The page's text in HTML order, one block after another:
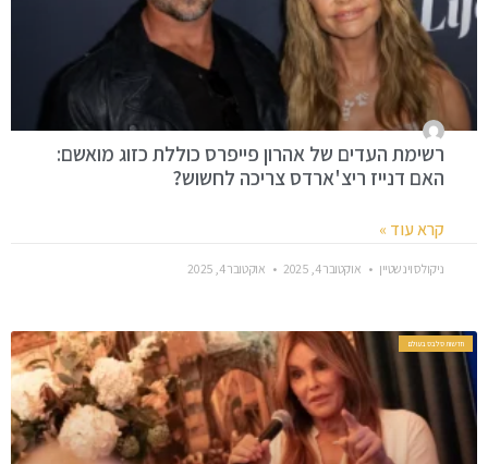
רשימת העדים של אהרון פייפרס כוללת כזוג מואשם:
האם דנייז ריצ'ארדס צריכה לחשוש?
קרא עוד »
ניקולס וינשטיין אוקטובר 4, 2025 אוקטובר 4, 2025
חדשות סלבס בעולם